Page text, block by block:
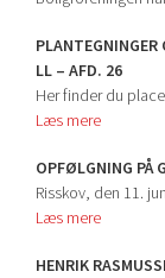
PLANTEGNINGER
LL – AFD. 26
Her finder du
Læs mere
OPFØLGNING PÅ
Risskov, den 11.
Læs mere
HENRIK